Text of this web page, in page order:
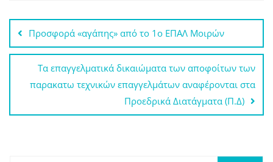
Πλοήγηση
άρθρων
Προσφορά «αγάπης» από το 1ο ΕΠΑΛ Μοιρών
Τα επαγγελματικά δικαιώματα των αποφοίτων των
παρακατω τεχνικών επαγγελμάτων αναφέρονται στα
Προεδρικά Διατάγματα (Π.Δ)